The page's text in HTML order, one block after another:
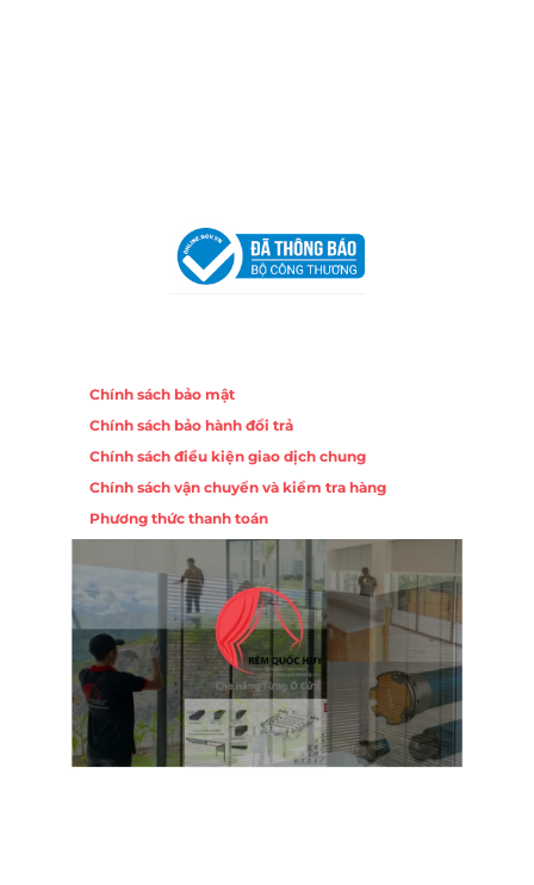
Chính sách bảo mật
Chính sách bảo hành đổi trả
Chính sách điều kiện giao dịch chung
Chính sách vận chuyển và kiểm tra hàng
Phương thức thanh toán